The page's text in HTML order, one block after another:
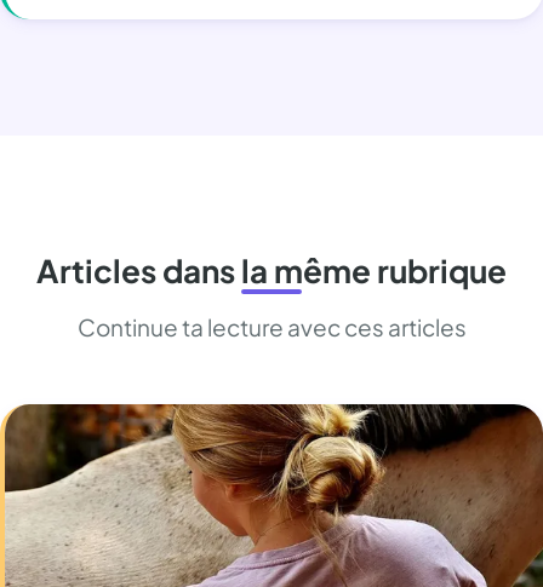
Articles dans la même rubrique
Continue ta lecture avec ces articles